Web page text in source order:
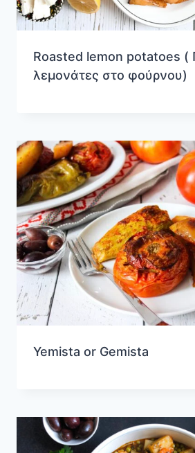
Roasted lemon potatoes (
λεμονάτες στο φούρνου)
Yemista or Gemista